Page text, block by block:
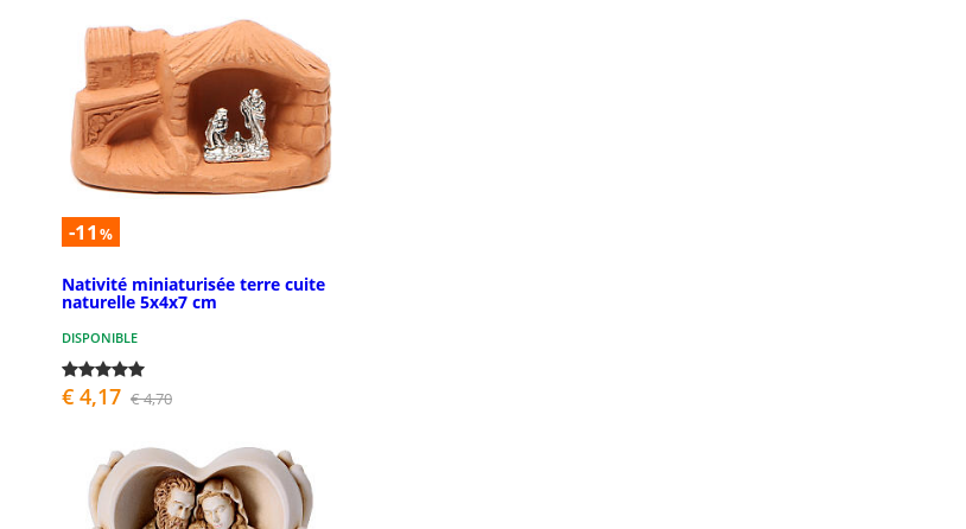
-11 %
Nativité miniaturisée terre cuite
naturelle 5x4x7 cm
DISPONIBLE
€ 4,17 € 4,70